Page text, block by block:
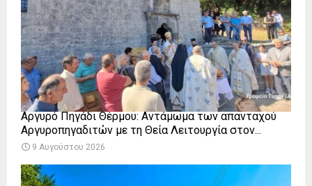
Αργυρό Πηγάδι Θέρμου: Αντάμωμα των απανταχού
Αργυροπηγαδιτών με τη Θεία Λειτουργία στον...
9 Αυγούστου 2026